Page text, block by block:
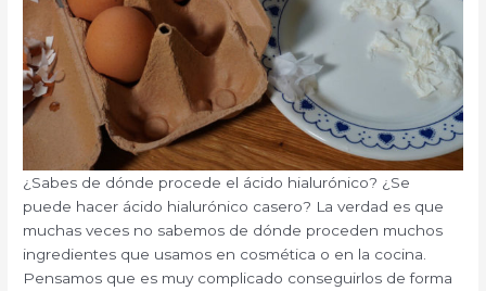
¿Sabes de dónde procede el ácido hialurónico? ¿Se
puede hacer ácido hialurónico casero? La verdad es que
muchas veces no sabemos de dónde proceden muchos
ingredientes que usamos en cosmética o en la cocina.
Pensamos que es muy complicado conseguirlos de forma